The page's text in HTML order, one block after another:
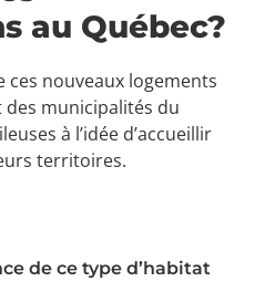
au Québec?
ces nouveaux logements
municipalités du
à l’idée d’accueillir
territoires.
de ce type d’habitat